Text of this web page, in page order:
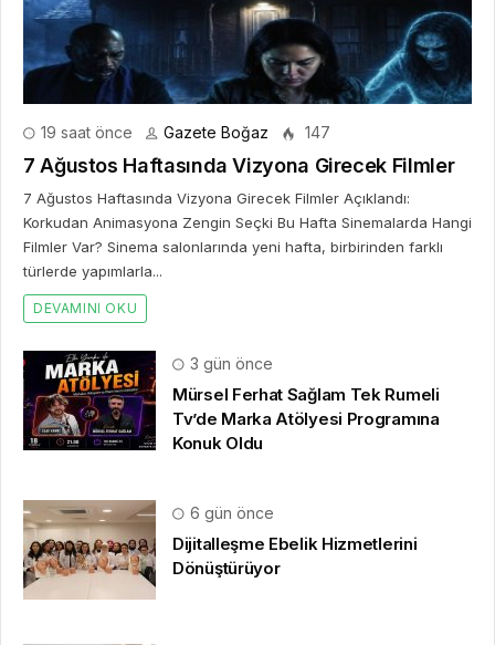
19 saat önce Gazete Boğaz 147
7 Ağustos Haftasında Vizyona Girecek Filmler
7 Ağustos Haftasında Vizyona Girecek Filmler Açıklandı:
Korkudan Animasyona Zengin Seçki Bu Hafta Sinemalarda Hangi
Filmler Var? Sinema salonlarında yeni hafta, birbirinden farklı
türlerde yapımlarla...
DEVAMINI OKU
3 gün önce
Mürsel Ferhat Sağlam Tek Rumeli
Tv’de Marka Atölyesi Programına
Konuk Oldu
6 gün önce
Dijitalleşme Ebelik Hizmetlerini
Dönüştürüyor